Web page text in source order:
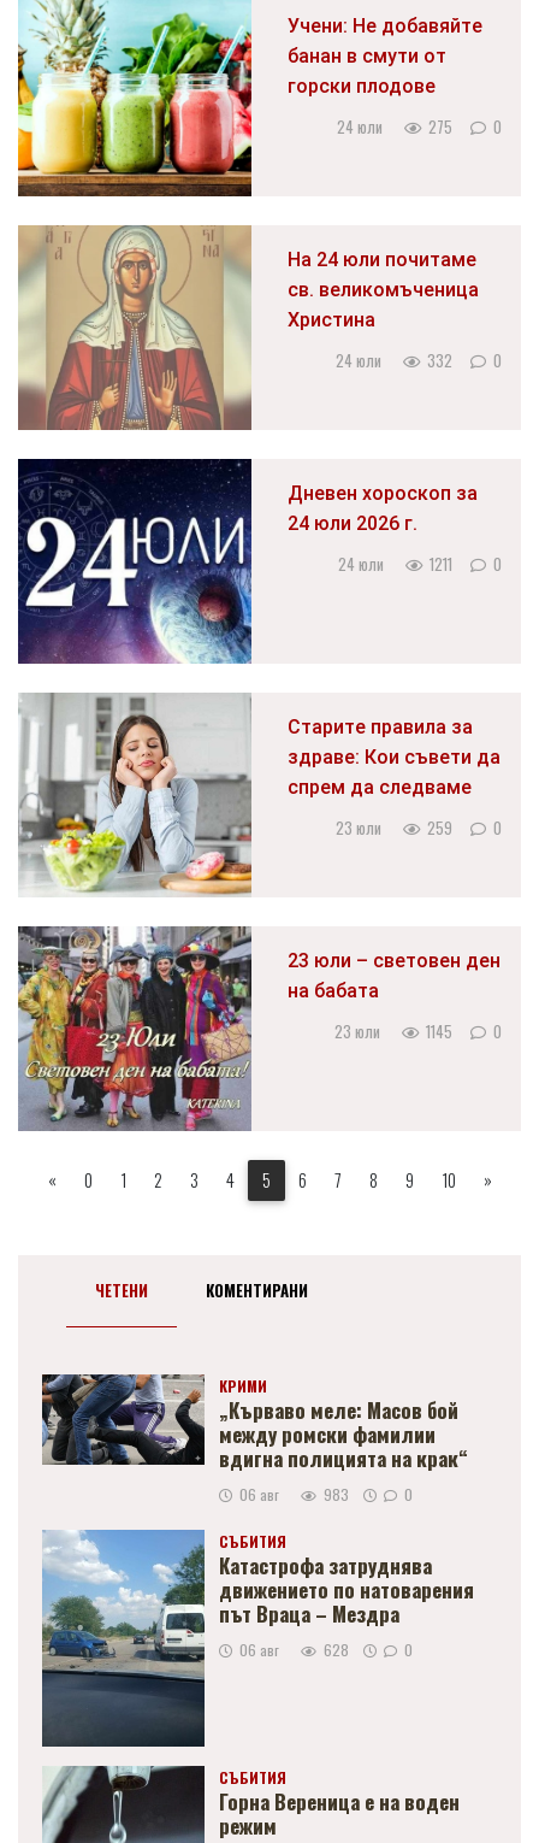
Учени: Не добавяйте
банан в смути от
горски плодове
24 юли 275 0
На 24 юли почитаме
св. великомъченица
Христина
24 юли 332 0
Дневен хороскоп за
24 юли 2026 г.
24 юли 1211 0
Старите правила за
здраве: Кои съвети да
спрем да следваме
23 юли 259 0
23 юли – световен ден
на бабата
23 юли 1145 0
« 0 1 2 3 4 5 6 7 8 9 10 »
ЧЕТЕНИ КОМЕНТИРАНИ
КРИМИ
„Кърваво меле: Масов бой
между ромски фамилии
вдигна полицията на крак“
06 авг 983 0
СЪБИТИЯ
Катастрофа затруднява
движението по натоварения
път Враца – Мездра
06 авг 628 0
СЪБИТИЯ
Горна Вереница е на воден
режим